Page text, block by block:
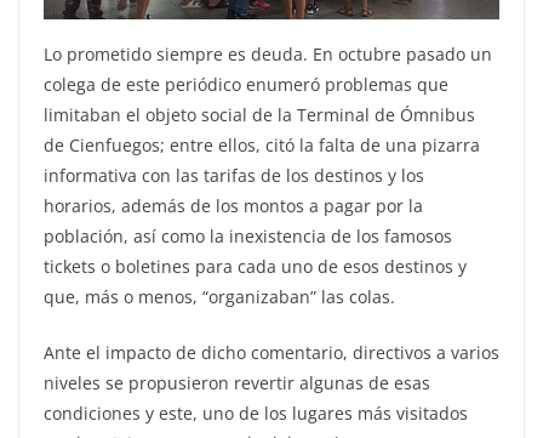
Lo prometido siempre es deuda. En octubre pasado un
colega de este periódico enumeró problemas que
limitaban el objeto social de la Terminal de Ómnibus
de Cienfuegos; entre ellos, citó la falta de una pizarra
informativa con las tarifas de los destinos y los
horarios, además de los montos a pagar por la
población, así como la inexistencia de los famosos
tickets o boletines para cada uno de esos destinos y
que, más o menos, “organizaban” las colas.
Ante el impacto de dicho comentario, directivos a varios
niveles se propusieron revertir algunas de esas
condiciones y este, uno de los lugares más visitados